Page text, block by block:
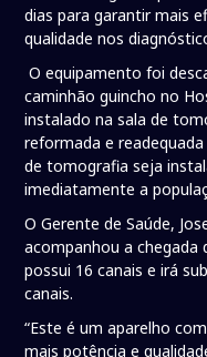
dias para garantir mais
qualidade nos
O equipamento foi
caminhão guincho no
instalado na sala de
reformada e
de tomografia seja
imediatamente a
O Gerente de Saúde,
acompanhou a
possui 16 canais e irá
canais.
“Este é um aparelho
mais potência e